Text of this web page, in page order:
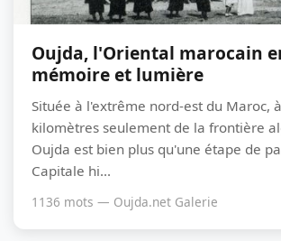
Oujda, l'Oriental marocain
mémoire et lumière
Située à l'extrême nord-est du Maroc,
kilomètres seulement de la frontière
Oujda est bien plus qu'une étape de
Capitale hi...
1136 mots — Oujda.net Galerie